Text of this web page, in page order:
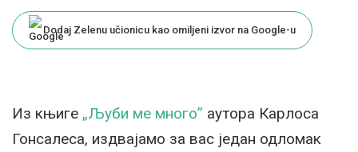
Dodaj Zelenu učionicu kao omiljeni izvor na Google-u
Из књиге „Љуби ме много” аутора Карлоса
Гонсалеса, издвајамо за вас један одломак